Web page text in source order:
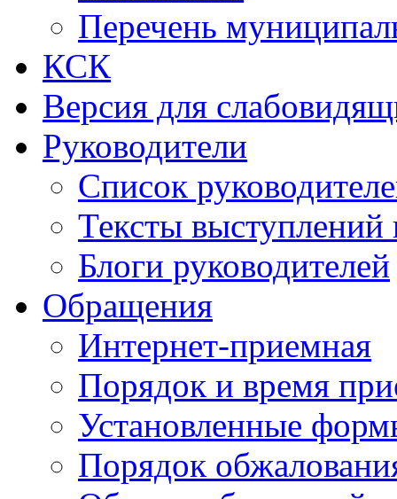
Перечень
КСК
Версия для
Руководители
Список
Тексты выступлений
Блоги руководителей
Обращения
Интернет-приемная
Порядок и время
Установленные
Порядок